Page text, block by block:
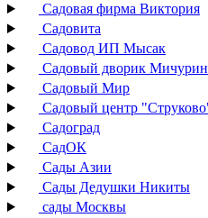
Садовая фирма Виктория
Садовита
Садовод ИП Мысак
Садовый дворик
Садовый Мир
Садовый центр
Садоград
СадОК
Сады Азии
Сады Дедушки Никиты
сады Москвы